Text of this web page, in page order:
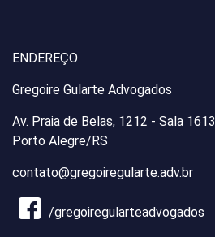
ENDEREÇO
Gregoire Gularte Advogados
Av. Praia de Belas, 1212 - Sala 1613
Porto Alegre/RS
contato@gregoiregularte.adv.br
/gregoiregularteadvogados